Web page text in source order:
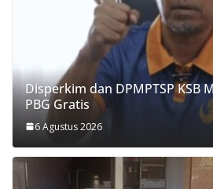
Disperkim dan DPMPTSP KSB
PBG Gratis
6 Agustus 2026